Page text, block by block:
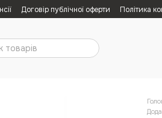
Договір публічної оферти Політика